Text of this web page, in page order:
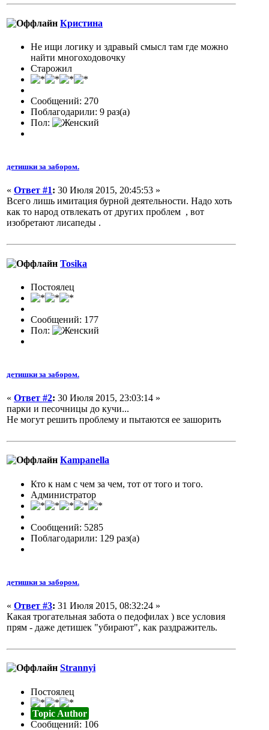
Кристина
Не ищи логику и здравый смысл там где можно
найти многоходовочку
Старожил
Сообщений: 270
Поблагодарили: 9 раз(а)
Пол:
детишки за забором.
« Ответ #1: 30 Июля 2015, 20:45:53 »
Всего лишь имитация бурной деятельности. Надо хоть
как то народ отвлекать от других проблем , вот
изобретают лисапеды .
Tosika
Постоялец
Сообщений: 177
Пол:
детишки за забором.
« Ответ #2: 30 Июля 2015, 23:03:14 »
парки и песочницы до кучи...
Не могут решить проблему и пытаются ее зашорить
Кampanella
Кто к нам с чем за чем, тот от того и того.
Администратор
Сообщений: 5285
Поблагодарили: 129 раз(а)
детишки за забором.
« Ответ #3: 31 Июля 2015, 08:32:24 »
Какая трогательная забота о педофилах ) все условия
прям - даже детишек "убирают", как раздражитель.
Strannyi
Постоялец
Topic Author
Сообщений: 106